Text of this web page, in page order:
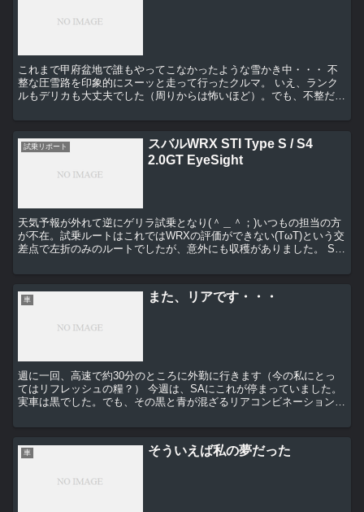
これまで甲府盆地で誰もやってこなかったような雪かき中・・・ 不
整な圧雪路を印象的にスーッと走って行ったクルマ。 いえ、ランク
ルもデリカも大丈夫でした（周りからは怖いほど）。でも、不整だと
試乗リポート
スバルWRX STI Type S / S4
2.0GT EyeSight
天気予報が外れて逆にゲリラ試乗となり(＾＿＾；)いつもの担当の方
が不在。試乗ルートはこれではWRXの評価ができない(TωT)という交
差点で左折のみのルートでしたが、意外にも収穫がありました。 S4
車 また、リアです・・・
週に一回、高速で約30分のところに外勤に行きます（今の私にとっ
てはリフレッシュの糧？） 今週は、SAにこれが停まっていました。
実車は黒でした。でも、その黒と青が混ざるリアコンビネーションラ
車 そういえば私の夢だった